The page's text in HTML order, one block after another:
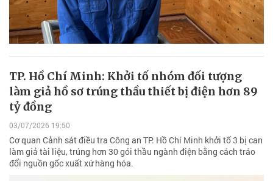
TP. Hồ Chí Minh: Khởi tố nhóm đối tượng
làm giả hồ sơ trúng thầu thiết bị điện hơn 89
tỷ đồng
03/07/2026 19:50
Cơ quan Cảnh sát điều tra Công an TP. Hồ Chí Minh khởi tố 3 bị can
làm giả tài liệu, trúng hơn 30 gói thầu ngành điện bằng cách tráo
đổi nguồn gốc xuất xứ hàng hóa.